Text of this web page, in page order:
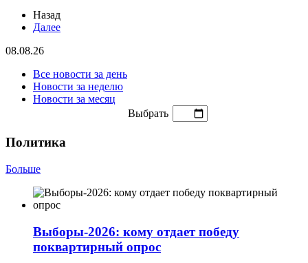
Назад
Далее
08.08.26
Все новости за день
Новости за неделю
Новости за месяц
Выбрать
Политика
Больше
Выборы-2026: кому отдает победу
поквартирный опрос